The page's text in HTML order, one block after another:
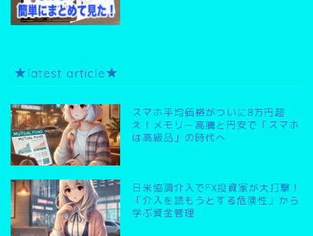
★latest article★
スマホ平均価格がついに8万円超
え！メモリー高騰と円安で「スマホ
は高級品」の時代へ
日米協調介入でFX投資家が大打撃！
「介入を読もうとする危険性」から
学ぶ資金管理